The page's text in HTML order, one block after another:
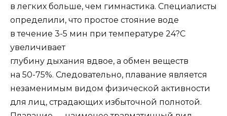
в легких больше, чем гимнастика. Специалисты
определили, что простое стояние воде
в течение 3-5 мин при температуре 24?C
увеличивает
глубину дыхания вдвое, а обмен веществ
на 50-75%. Следовательно, плавание является
незаменимым видом физической активности
для лиц, страдающих избыточной полнотой.